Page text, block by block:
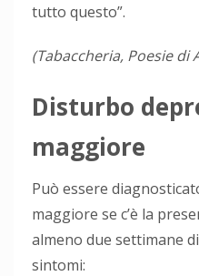
tutto questo”.
(Tabaccheria, Poesie di
Disturbo
maggiore
Può essere
maggiore se c’è la
almeno due settimane
sintomi: